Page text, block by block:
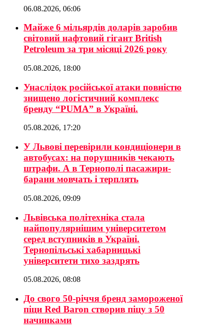
06.08.2026, 06:06
Майже 6 мільярдів доларів заробив
світовий нафтовий гігант British
Petroleum за три місяці 2026 року
05.08.2026, 18:00
Унаслідок російської атаки повністю
знищено логістичний комплекс
бренду “PUMA” в Україні.
05.08.2026, 17:20
У Львові перевірили кондиціонери в
автобусах: на порушників чекають
штрафи. А в Тернополі пасажири-
барани мовчать і терплять
05.08.2026, 09:09
Львівська політехніка стала
найпопулярнішим університетом
серед вступників в Україні.
Тернопільські хабарницькі
університети тихо заздрять
05.08.2026, 08:08
До свого 50-річчя бренд замороженої
піци Red Baron створив піцу з 50
начинками